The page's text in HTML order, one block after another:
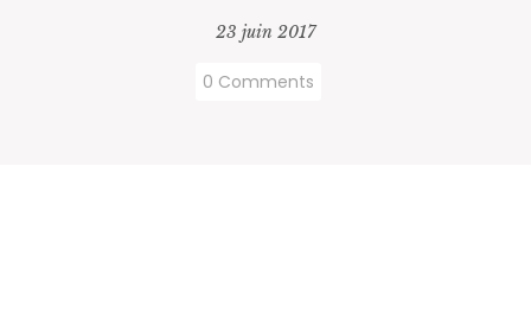
23 juin 2017
0 Comments